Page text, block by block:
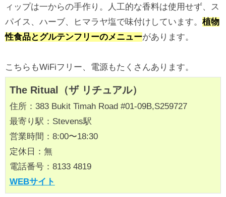
ィップは一からの手作り。人工的な香料は使用せず、ス
パイス、ハーブ、ヒマラヤ塩で味付けしています。 植物
性食品とグルテンフリーのメニューがあります。
こちらもWiFiフリー、電源もたくさんあります。
The Ritual（ザ リチュアル）
住所：383 Bukit Timah Road #01-09B,S259727
最寄り駅：Stevens駅
営業時間：8:00〜18:30
定休日：無
電話番号：8133 4819
WEBサイト